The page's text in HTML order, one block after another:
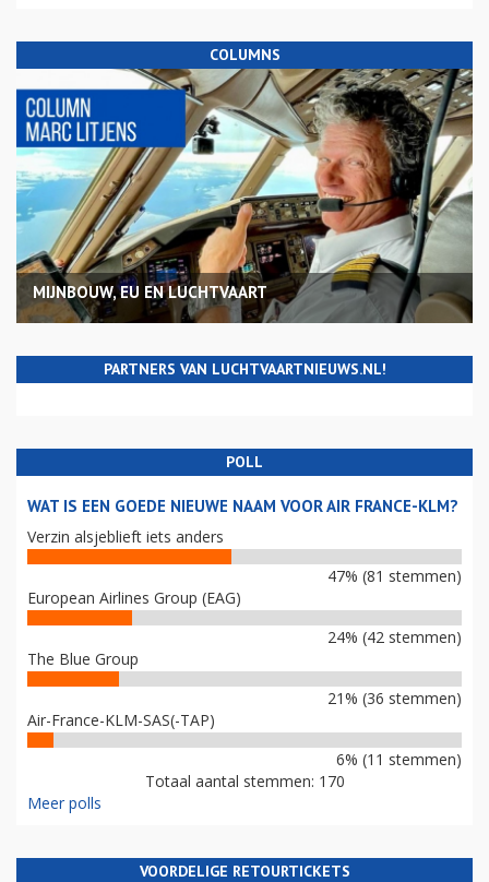
COLUMNS
MIJNBOUW, EU EN LUCHTVAART
PARTNERS VAN LUCHTVAARTNIEUWS.NL!
POLL
WAT IS EEN GOEDE NIEUWE NAAM VOOR AIR FRANCE-KLM?
Verzin alsjeblieft iets anders
47% (81 stemmen)
European Airlines Group (EAG)
24% (42 stemmen)
The Blue Group
21% (36 stemmen)
Air-France-KLM-SAS(-TAP)
6% (11 stemmen)
Totaal aantal stemmen: 170
Meer polls
VOORDELIGE RETOURTICKETS